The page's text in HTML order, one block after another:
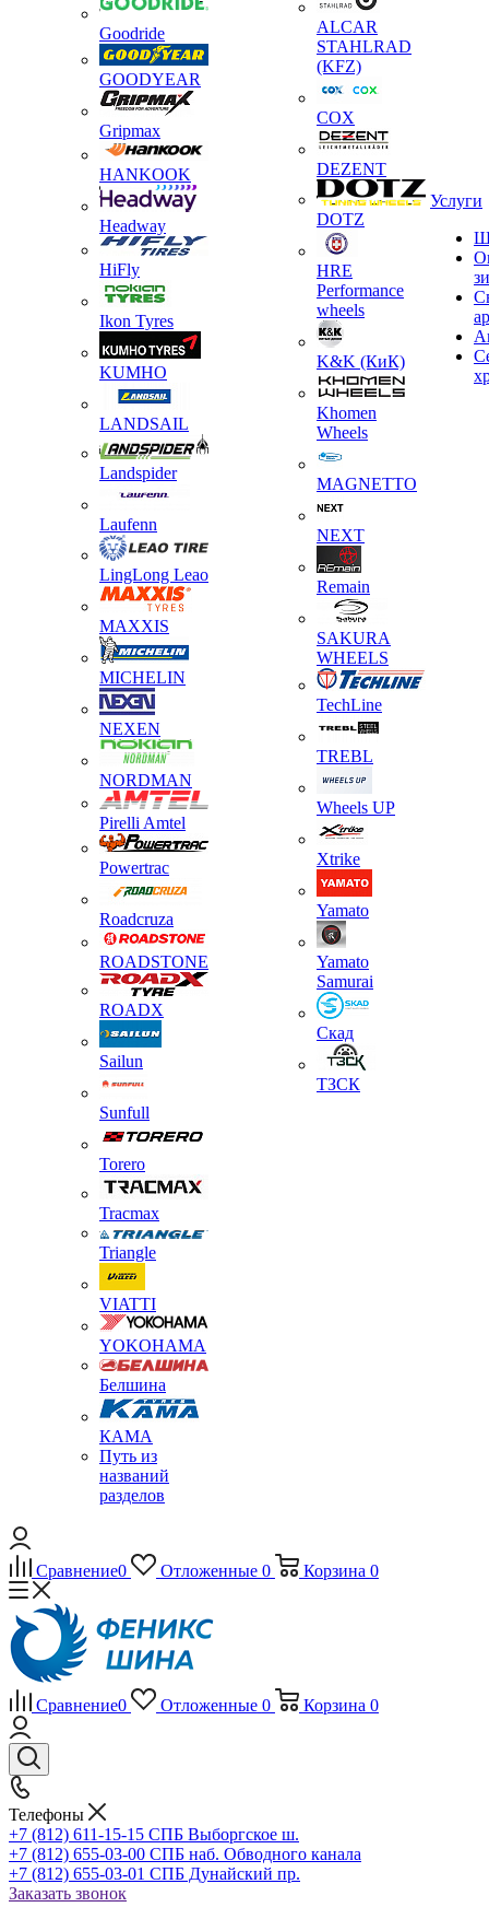
Goodride
GOODYEAR
Gripmax
HANKOOK
Headway
HiFly
Ikon Tyres
KUMHO
LANDSAIL
Landspider
Laufenn
LingLong Leao
MAXXIS
MICHELIN
NEXEN
NORDMAN
Pirelli Amtel
Powertrac
Roadcruza
ROADSTONE
ROADX
Sailun
Sunfull
Torero
Tracmax
Triangle
VIATTI
YOKOHAMA
Белшина
КАМА
Путь из
названий
разделов
ALCAR
STAHLRAD
(KFZ)
COX
DEZENT
DOTZ
HRE
Performance
wheels
K&K (КиК)
Khomen
Wheels
MAGNETTO
NEXT
Remain
SAKURA
WHEELS
TechLine
TREBL
Wheels UP
Xtrike
Yamato
Yamato
Samurai
Скад
ТЗСК
Услуги
Сравнение0 Отложенные 0 Корзина 0
Сравнение0 Отложенные 0 Корзина 0
Телефоны
+7 (812) 611-15-15 СПБ Выборгское ш.
+7 (812) 655-03-00 СПБ наб. Обводного канала
+7 (812) 655-03-01 СПБ Дунайский пр.
Заказать звонок